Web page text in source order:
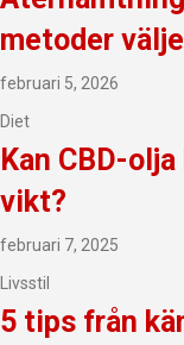
metoder
februari 5, 2026
Diet
Kan CBD-
vikt?
februari 7, 2025
Livsstil
5 tips från